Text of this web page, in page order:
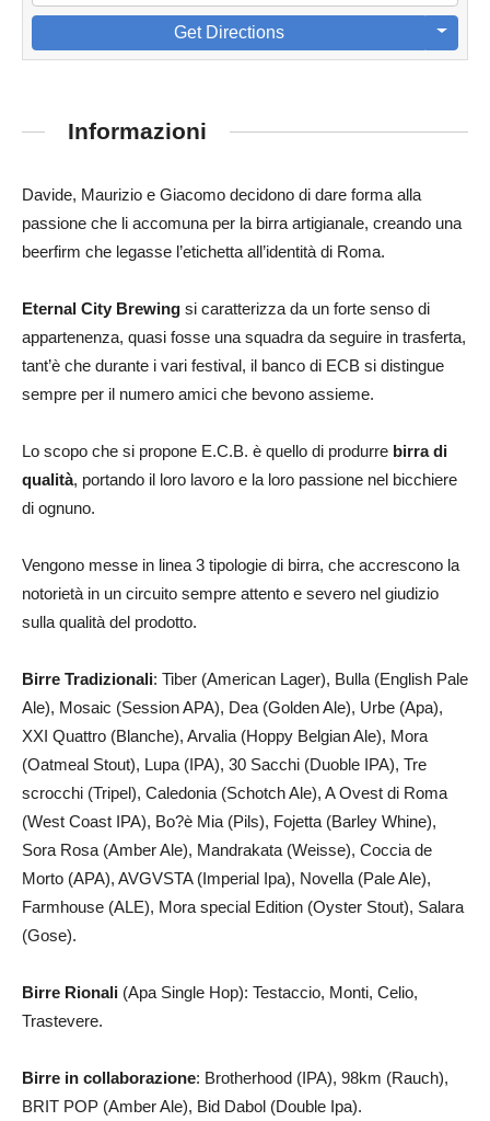
Get Directions
Informazioni
Davide, Maurizio e Giacomo decidono di dare forma alla
passione che li accomuna per la birra artigianale, creando una
beerfirm che legasse l’etichetta all’identità di Roma.
Eternal City Brewing si caratterizza da un forte senso di
appartenenza, quasi fosse una squadra da seguire in trasferta,
tant’è che durante i vari festival, il banco di ECB si distingue
sempre per il numero amici che bevono assieme.
Lo scopo che si propone E.C.B. è quello di produrre birra di
qualità, portando il loro lavoro e la loro passione nel bicchiere
di ognuno.
Vengono messe in linea 3 tipologie di birra, che accrescono la
notorietà in un circuito sempre attento e severo nel giudizio
sulla qualità del prodotto.
Birre Tradizionali: Tiber (American Lager), Bulla (English Pale
Ale), Mosaic (Session APA), Dea (Golden Ale), Urbe (Apa),
XXI Quattro (Blanche), Arvalia (Hoppy Belgian Ale), Mora
(Oatmeal Stout), Lupa (IPA), 30 Sacchi (Duoble IPA), Tre
scrocchi (Tripel), Caledonia (Schotch Ale), A Ovest di Roma
(West Coast IPA), Bo?è Mia (Pils), Fojetta (Barley Whine),
Sora Rosa (Amber Ale), Mandrakata (Weisse), Coccia de
Morto (APA), AVGVSTA (Imperial Ipa), Novella (Pale Ale),
Farmhouse (ALE), Mora special Edition (Oyster Stout), Salara
(Gose).
Birre Rionali (Apa Single Hop): Testaccio, Monti, Celio,
Trastevere.
Birre in collaborazione: Brotherhood (IPA), 98km (Rauch),
BRIT POP (Amber Ale), Bid Dabol (Double Ipa).